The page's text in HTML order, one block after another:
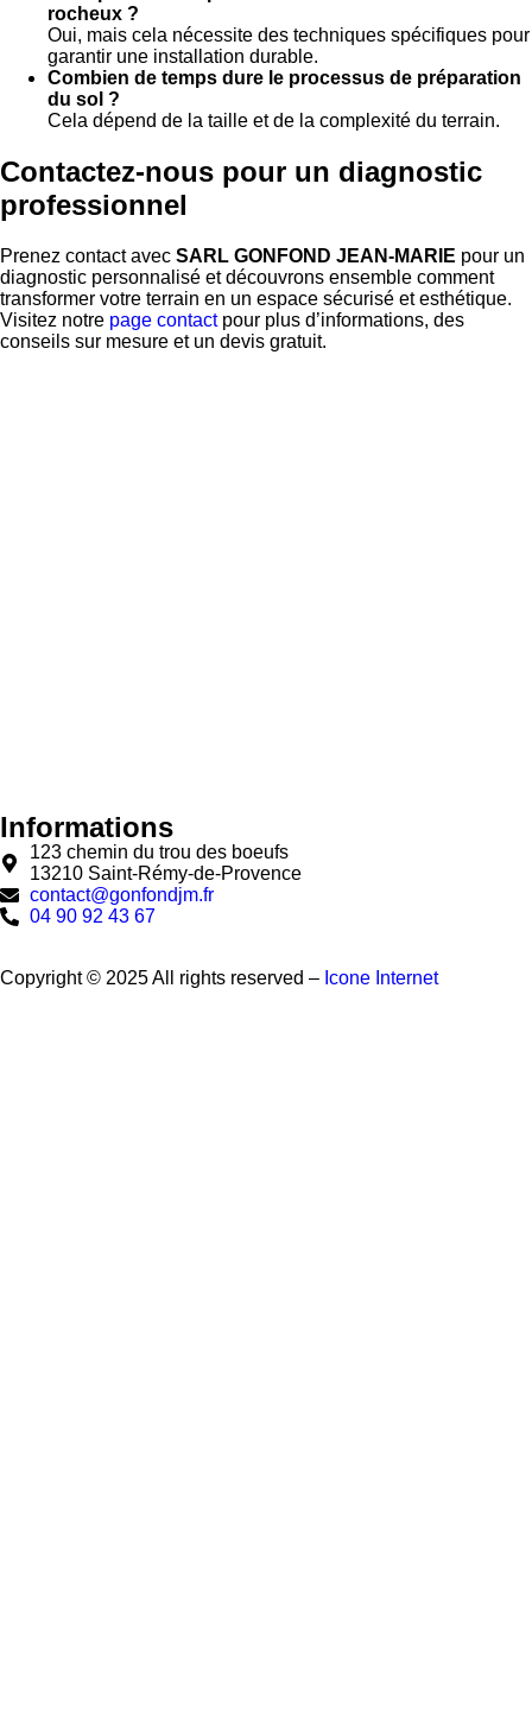
rocheux ?
Oui, mais cela nécessite des techniques spécifiques pour
garantir une installation durable.
Combien de temps dure le processus de préparation
du sol ?
Cela dépend de la taille et de la complexité du terrain.
Contactez-nous pour un diagnostic
professionnel
Prenez contact avec SARL GONFOND JEAN-MARIE pour un
diagnostic personnalisé et découvrons ensemble comment
transformer votre terrain en un espace sécurisé et esthétique.
Visitez notre page contactpour plus d’informations, des
conseils sur mesure et un devis gratuit.
Informations
123 chemin du trou des boeufs
13210 Saint-Rémy-de-Provence
contact@gonfondjm.fr
04 90 92 43 67
Copyright © 2025 All rights reserved – Icone Internet